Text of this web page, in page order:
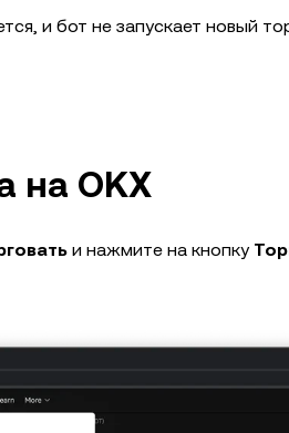
и бот не запускает новый
на OKX
и нажмите на кнопку